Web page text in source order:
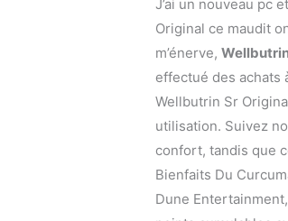
J’ai un nouveau pc
Original ce maudit
m’énerve,
effectué des achats
Wellbutrin Sr
utilisation. Suivez
confort, tandis que
Bienfaits Du
Dune